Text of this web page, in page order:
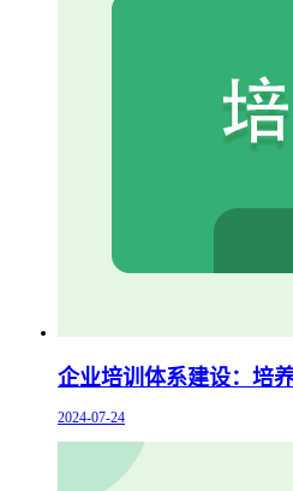
企业培训体系建设：培
2024-07-24